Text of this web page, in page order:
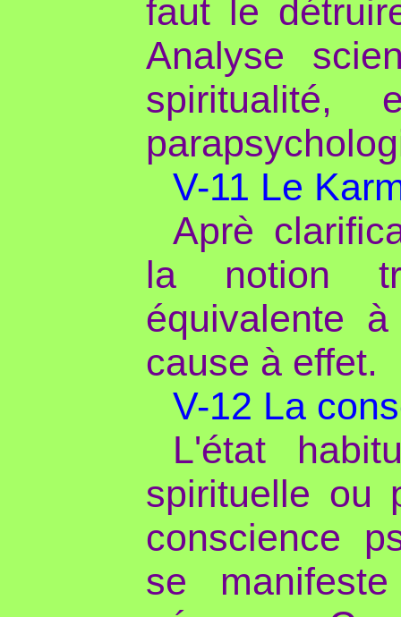
faut le
Analyse
spiritualité,
V-11 Le
Aprè
la notion
équivalente
cause à effet.
V-12 La
L'état
spirituelle ou
conscience
se